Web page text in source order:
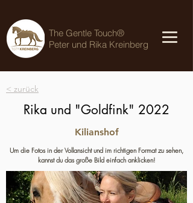
The Gentle Touch®
Peter und Rika Kreinberg
< zurück
Rika und "Goldfink" 2022
Kilianshof
Um die Fotos in der Vollansicht und im richtigen Format zu sehen,
kannst du das große Bild einfach anklicken!